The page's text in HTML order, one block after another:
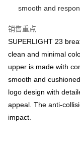
一、關於 Atome
我們不會收取利息與服務
完成 APP 下載與帳號註
二、付款限制
1. 初次使用 Atome 時，
2. 付款的最低金額為 RM
3. 目前僅支援馬來西亞會
运送方式
使用运费优惠
Home Delivery
Home Delivery
Country/Region
smooth and
销售重点
SUPERLIGHT 23
clean and minimal
upper is made with
smooth and
logo design with
appeal. The anti-
impact.